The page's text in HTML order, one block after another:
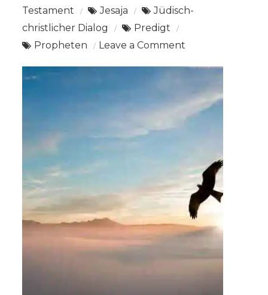
Testament
Jesaja
Jüdisch-
christlicher Dialog
Predigt
Propheten
Leave a Comment
Predigt
Jesaja